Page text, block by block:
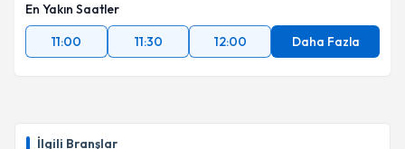
İlgili Branşlar
En Yakın Saatler
11:00
11:30 12:00 Daha Fazla